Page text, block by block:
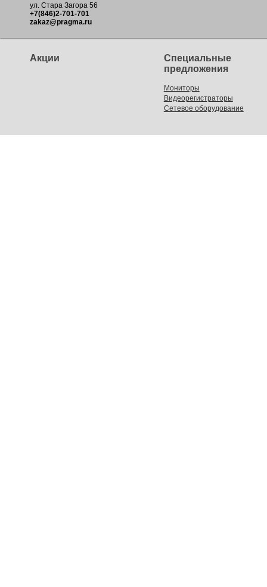
ул. Стара Загора 56
+7(846)2-701-701
zakaz@pragma.ru
Акции
Специальные
предложения
Мониторы
Видеорегистраторы
Сетевое оборудование